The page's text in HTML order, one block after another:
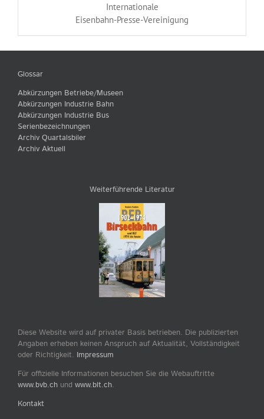
Internationale
Eisenbahn-Presse-Vereinigung
Glossar
Abkürzungen Betriebe/Museen
Abkürzungen Industrie Bahn
Abkürzungen Industrie Bus
Serienbezeichnungen
Archiv Quartalsbiler
Archiv Aktuell
Weiterführende Literatur
Diese Website wird auf privater Basis betrieben. Die publizierten
Angaben erheben keinen Anspruch auf Aktualität, Vollständigkeit
oder Richtigkeit. Impressum
Für offizielle Informationen besuchen Sie die Webauftritte
www.bvb.ch und www.blt.ch.
Kontakt